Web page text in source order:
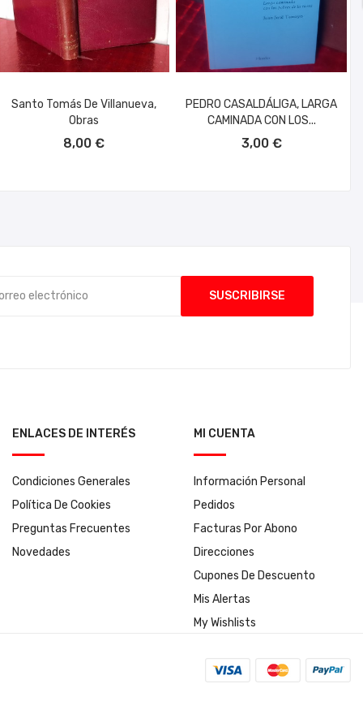
Santo Tomás De Villanueva,
Obras
8,00 €
PEDRO CASALDÁLIGA, LARGA
CAMINADA CON LOS...
3,00 €
ENLACES DE INTERÉS
Condiciones Generales
Política De Cookies
Preguntas Frecuentes
Novedades
MI CUENTA
Información Personal
Pedidos
Facturas Por Abono
Direcciones
Cupones De Descuento
Mis Alertas
My Wishlists